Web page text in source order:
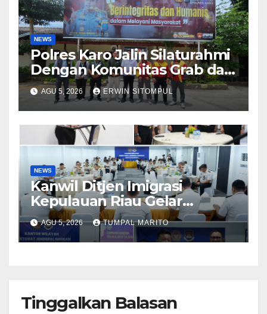
NEWS
Polres Karo Jalin Silaturahmi
Dengan Komunitas Grab dan
Giseh, Perkuat Sinergi Jaga
Kamtibmas Jelang HUT RI
ke-81
AGU 5, 2026 ERWIN SITOMPUL
NEWS
Kanwil Ditjen Imigrasi
Kepulauan Riau Gelar
Evauasi Capai Kinerja
Triwulan II Tahun 2026
AGU 5, 2026 TUMPAL MARITO
Tinggalkan Balasan